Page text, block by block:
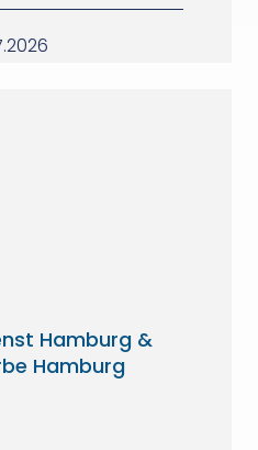
Hamburg &
Hamburg